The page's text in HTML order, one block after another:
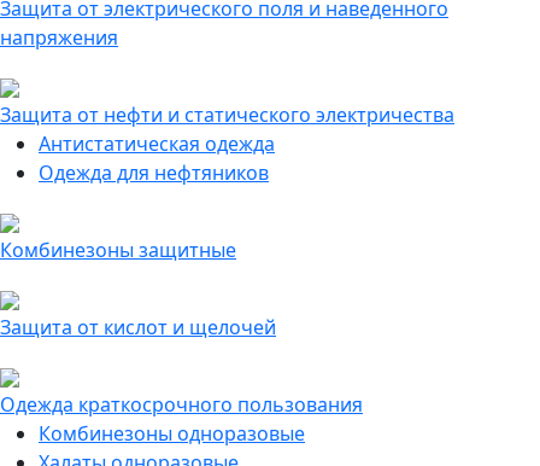
Защита от электрического поля и наведенного
напряжения
Защита от нефти и статического электричества
Антистатическая одежда
Одежда для нефтяников
Комбинезоны защитные
Защита от кислот и щелочей
Одежда краткосрочного пользования
Комбинезоны одноразовые